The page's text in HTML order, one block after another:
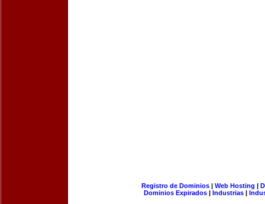
Registro de Dominios| Web Hosting |
Dominios Expirados | Industrias |